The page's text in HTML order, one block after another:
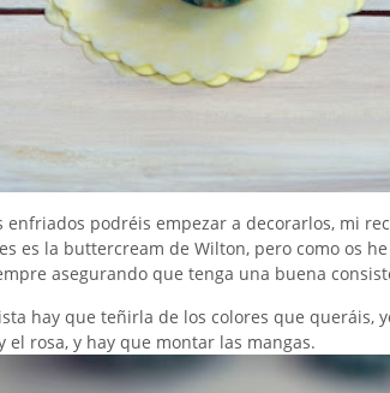
enfriados podréis empezar a decorarlos, mi
es la buttercream de Wilton, pero como os
asegurando que tenga una buena
hay que teñirla de los colores que queráis,
el rosa, y hay que montar las mangas.